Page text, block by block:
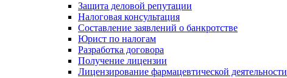
Защита деловой репутации
Налоговая консультация
Составление заявлений о банкротстве
Юрист по налогам
Разработка договора
Получение лицензии
Лицензирование фармацевтической деятельности